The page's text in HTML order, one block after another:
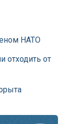
НАТО
отходить от